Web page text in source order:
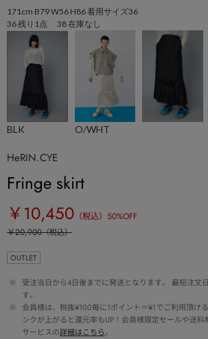
171cm B79 W56 H86 着用サイズ36
36 残り1点 38 在庫なし
BLK O/WHT
HeRIN.CYE
Fringe skirt
￥10,450 （税込） 50%OFF
￥20,900（税込）
OUTLET
※
受注当日から4日後までに発送となります。 最短注文
す。
※
会員様は、税抜¥100毎に1ポイント＝¥1でご利用頂け
ンクが上がると還元率もUP！会員様限定セールや送
サービスの詳細はこちら。